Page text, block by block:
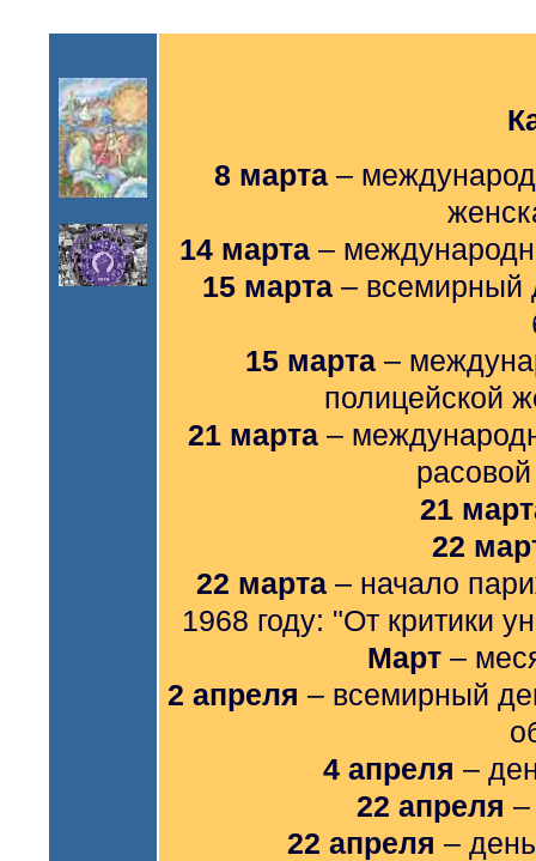
8 марта –
14 марта –
15 марта – всемирный
15 марта–
полицейской
21 марта–
21
22
22 марта – начало
1968 году: "От критики
Март –
2 апреля – всемирный
4 апреля –
22 апреля
22 апреля –